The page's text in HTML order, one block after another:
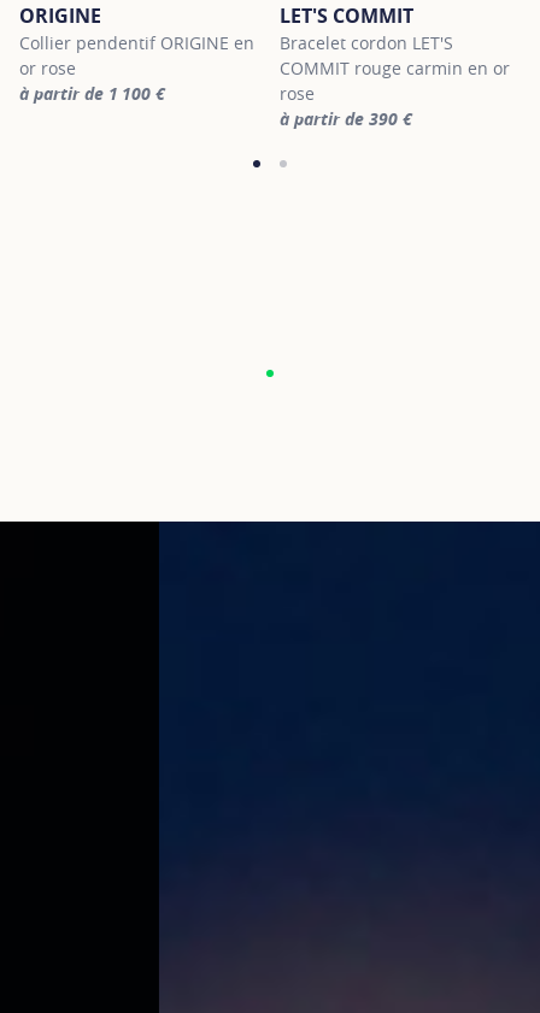
ORIGINE
Collier pendentif ORIGINE en
or rose
à partir de 1 100 €
For more information about ORIGINE, click on the following link
LET'S COMMIT
Bracelet cordon LET'S
COMMIT rouge carmin en or
rose
à partir de 390 €